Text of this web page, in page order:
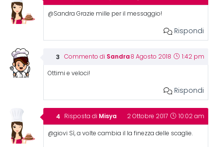
@Sandra Grazie mille per il messaggio!
Rispondi
Commento di Sandra 8 Agosto 2018 1:42 pm
Ottimi e veloci!
Rispondi
Risposta di Misya 2 Ottobre 2017 10:02 am
@giovi Sì, a volte cambia il la finezza delle scaglie.